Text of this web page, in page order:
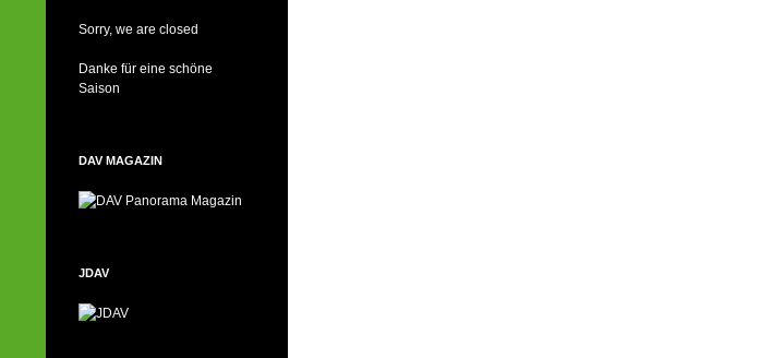
Sorry, we are closed
Danke für eine schöne
Saison
DAV MAGAZIN
JDAV